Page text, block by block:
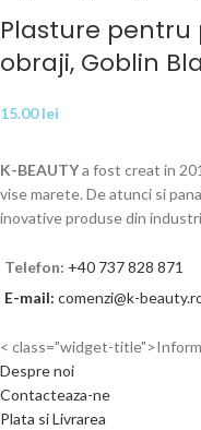
Plasture pentru
obraji, Goblin
15.00lei
K-BEAUTYa fost creat in
vise marete. De atunci si
inovative produse din
Telefon: +40 737 828 871
E-mail: comenzi@k-
< class="widget-
Despre noi
Contacteaza-ne
Plata si Livrarea